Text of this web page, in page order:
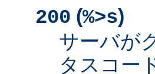
200 (%>s)
サーバが
タスコー